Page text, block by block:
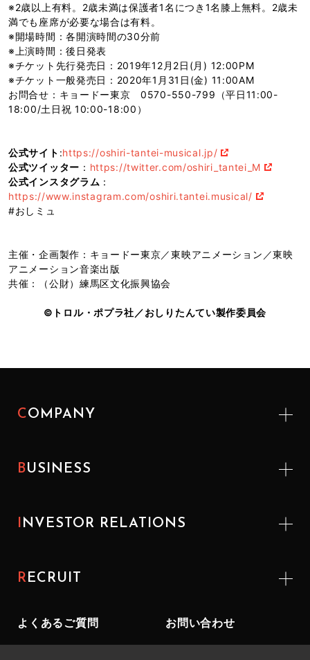
※2歳以上有料。2歳未満は保護者1名につき1名膝上無料。2歳未
満でも座席が必要な場合は有料。
※開場時間：各開演時間の30分前
※上演時間：後日発表
※チケット先行発売日：2019年12月2日(月) 12:00PM
※チケット一般発売日：2020年1月31日(金) 11:00AM
お問合せ：キョードー東京 0570-550-799（平日11:00-
18:00/土日祝 10:00-18:00）
公式サイト :https://oshiri-tantei-musical.jp/
公式ツイッター ： https://twitter.com/oshiri_tantei_M
公式インスタグラム ：
https://www.instagram.com/oshiri.tantei.musical/
#おしミュ
主催・企画製作：キョードー東京／東映アニメーション／東映
アニメーション音楽出版
共催：（公財）練馬区文化振興協会
©トロル・ポプラ社／おしりたんてい製作委員会
COMPANY
BUSINESS
INVESTOR RELATIONS
RECRUIT
よくあるご質問 お問い合わせ